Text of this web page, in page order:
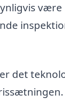
være
det